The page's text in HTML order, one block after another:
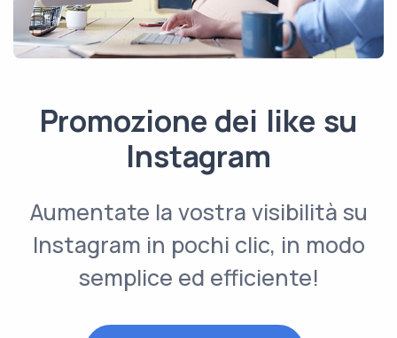
Promozione dei like su
Instagram
Aumentate la vostra visibilità su
Instagram in pochi clic, in modo
semplice ed efficiente!